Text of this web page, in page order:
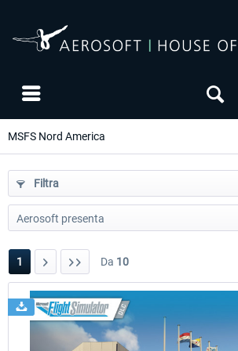
MSFS Nord America
Filtra
1 Da 10